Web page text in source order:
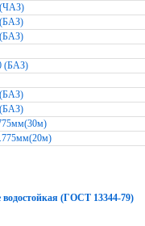
(ЧАЗ)
(БАЗ)
(ГОСТ 13344-79)